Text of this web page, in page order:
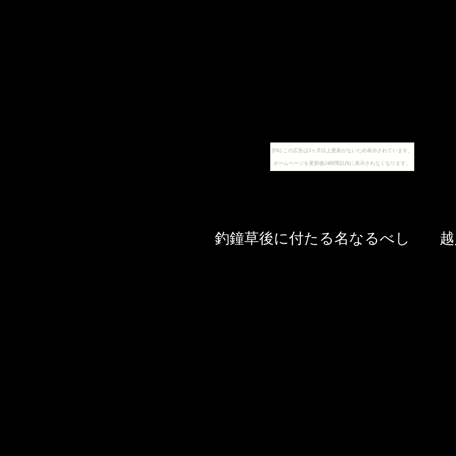
[PR] この広告は3ヶ月以上更新がないため表示されています。
ホームページを更新後24時間以内に表示されなくなります。
釣鐘草後に付たる名なるべし 越